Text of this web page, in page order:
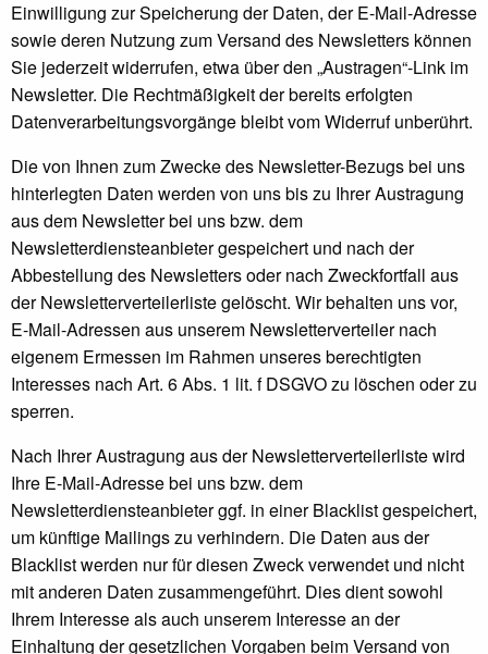
Einwilligung zur Speicherung der Daten, der E-Mail-Adresse
sowie deren Nutzung zum Versand des Newsletters können
Sie jederzeit widerrufen, etwa über den „Austragen“-Link im
Newsletter. Die Rechtmäßigkeit der bereits erfolgten
Datenverarbeitungsvorgänge bleibt vom Widerruf unberührt.
Die von Ihnen zum Zwecke des Newsletter-Bezugs bei uns
hinterlegten Daten werden von uns bis zu Ihrer Austragung
aus dem Newsletter bei uns bzw. dem
Newsletterdiensteanbieter gespeichert und nach der
Abbestellung des Newsletters oder nach Zweckfortfall aus
der Newsletterverteilerliste gelöscht. Wir behalten uns vor,
E-Mail-Adressen aus unserem Newsletterverteiler nach
eigenem Ermessen im Rahmen unseres berechtigten
Interesses nach Art. 6 Abs. 1 lit. f DSGVO zu löschen oder zu
sperren.
Nach Ihrer Austragung aus der Newsletterverteilerliste wird
Ihre E-Mail-Adresse bei uns bzw. dem
Newsletterdiensteanbieter ggf. in einer Blacklist gespeichert,
um künftige Mailings zu verhindern. Die Daten aus der
Blacklist werden nur für diesen Zweck verwendet und nicht
mit anderen Daten zusammengeführt. Dies dient sowohl
Ihrem Interesse als auch unserem Interesse an der
Einhaltung der gesetzlichen Vorgaben beim Versand von